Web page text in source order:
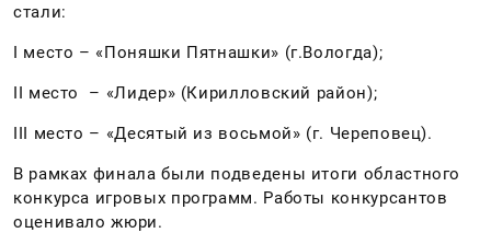
стали:
I место – «Поняшки Пятнашки» (г.Вологда);
II место – «Лидер» (Кирилловский район);
III место – «Десятый из восьмой» (г. Череповец).
В рамках финала были подведены итоги областного
конкурса игровых программ. Работы конкурсантов
оценивало жюри.